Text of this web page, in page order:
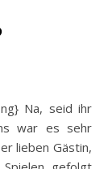
war es sehr
lieben Gästin,